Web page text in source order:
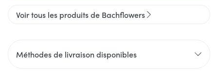
Voir tous les produits de Bachflowers
Méthodes de livraison disponibles